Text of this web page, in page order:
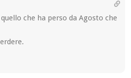
che ha perso da Agosto che